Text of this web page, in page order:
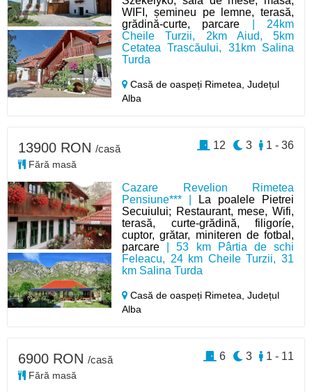
WIFI, șemineu pe lemne, terasă,
grădină-curte, parcare | 24km
Cheile Turzii, 2km Aiud, 5km
Cetatea Trascăului, 31km Salina
Turda
Casă de oaspeți Rimetea,Județul
Alba
Cazare Revelion Rimetea
Pensiune*** |
La poalele Pietrei
Secuiului; Restaurant, mese, Wifi,
terasă, curte-grădină, filigoríe,
cuptor, grătar, miniteren de fotbal,
parcare | 53 km Pârtia de schi
Feleacu, 24 km Cheile Turzii, 31
km Salina Turda
Casă de oaspeți Rimetea,Județul
Alba
13900 RON /casă
Fără masă
1 - 36
3
12
6900 RON /casă
Fără masă
1 - 11
3
6